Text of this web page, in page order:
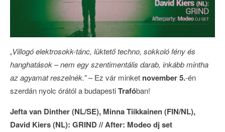
„Villogó elektrosokk-tánc, lüktető techno, sokkoló fény és
hanghatások – nem egy szentimentális darab, inkább mintha
az agyamat reszelnék.”– Ez vár minket november 5.-én
szerdán nyolc órától a budapestiTrafóban!
Jefta van Dinther (NL/SE), Minna Tiikkainen (FIN/NL),
David Kiers (NL): GRIND // After: Modeo dj set